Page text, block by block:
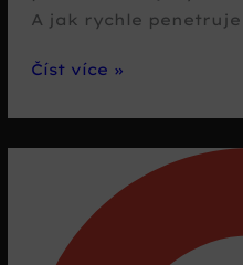
A jak rychle
Google
lepší
porozumění
transformátorům
významu
Číst více »